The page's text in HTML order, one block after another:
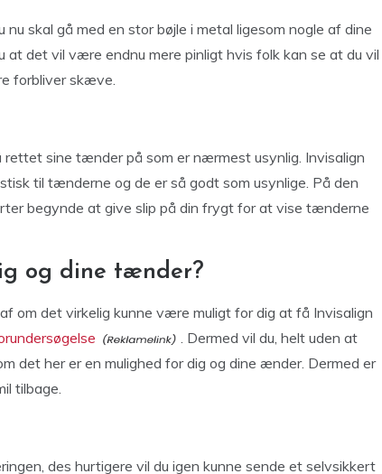
skal gå med en stor bøjle i metal ligesom nogle af dine
at det vil være endnu mere pinligt hvis folk kan se at du vil
forbliver skæve.
sine tænder på som er nærmest usynlig. Invisalign
til tænderne og de er så godt som usynlige. På den
begynde at give slip på din frygt for at vise tænderne
og dine tænder?
om det virkelig kunne være muligt for dig at få Invisalign
. Dermed vil du, helt uden at
det her er en mulighed for dig og dine ænder. Dermed er
tilbage.
des hurtigere vil du igen kunne sende et selvsikkert